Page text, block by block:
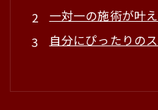
一対一の施術が叶
自分にぴったりの
忙しい日常の中で
安心して相談でき